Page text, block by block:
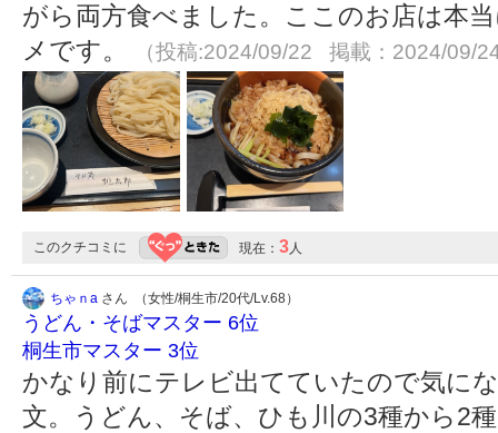
がら両方食べました。ここのお店は本
メです。
（投稿:2024/09/22 掲載：2024/09/
このクチコミに 現在： 3人
ちゃｎa さん （女性/桐生市/20代/Lv.68）
うどん・そばマスター 6位
桐生市マスター 3位
かなり前にテレビ出てていたので気に
文。うどん、そば、ひも川の3種から2